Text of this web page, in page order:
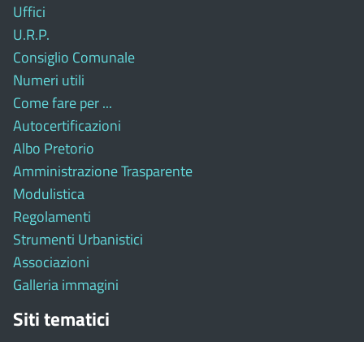
Uffici
U.R.P.
Consiglio Comunale
Numeri utili
Come fare per ...
Autocertificazioni
Albo Pretorio
Amministrazione Trasparente
Modulistica
Regolamenti
Strumenti Urbanistici
Associazioni
Galleria immagini
Siti tematici